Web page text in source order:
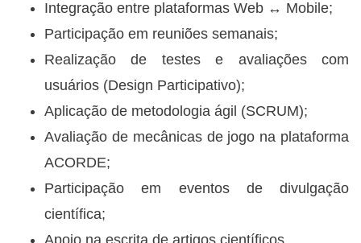
Integração entre plataformas Web ↔ Mobile;
Participação em reuniões semanais;
Realização de testes e avaliações com
usuários (Design Participativo);
Aplicação de metodologia ágil (SCRUM);
Avaliação de mecânicas de jogo na plataforma
ACORDE;
Participação em eventos de divulgação
científica;
Apoio na escrita de artigos científicos.